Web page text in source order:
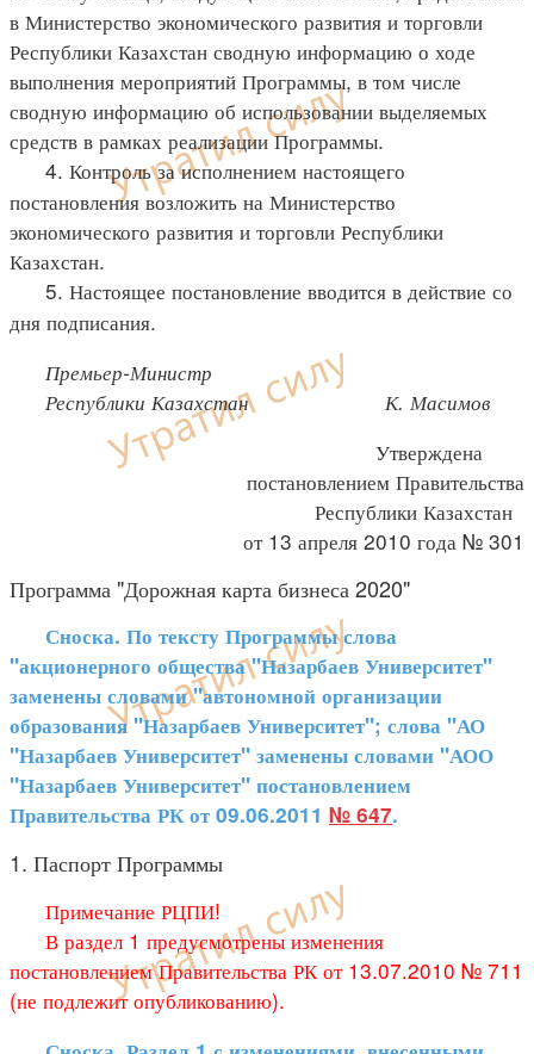
в Министерство экономического развития и торговли
Республики Казахстан сводную информацию о ходе
выполнения мероприятий Программы, в том числе
сводную информацию об использовании выделяемых
средств в рамках реализации Программы.
4. Контроль за исполнением настоящего
постановления возложить на Министерство
экономического развития и торговли Республики
Казахстан.
5. Настоящее постановление вводится в действие со
дня подписания.
Премьер-Министр
Республики Казахстан
К. Масимов
Утверждена
постановлением Правительства
Республики Казахстан
от 13 апреля 2010 года № 301
Программа "Дорожная карта бизнеса 2020"
Сноска. По тексту Программы слова
"акционерного общества "Назарбаев Университет"
заменены словами "автономной организации
образования "Назарбаев Университет"; слова "АО
"Назарбаев Университет" заменены словами "АОО
"Назарбаев Университет" постановлением
Правительства РК от 09.06.2011 № 647.
1. Паспорт Программы
Примечание РЦПИ!
В раздел 1 предусмотрены изменения
постановлением Правительства РК от 13.07.2010 № 711
(не подлежит опубликованию).